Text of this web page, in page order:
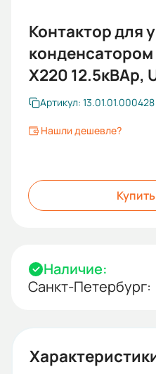
Контактор для
конденсатором
X220 12.5кВАр,
Артикул: 13.01.01.000428
Нашли дешевле?
Наличие:
Санкт-Петербург: